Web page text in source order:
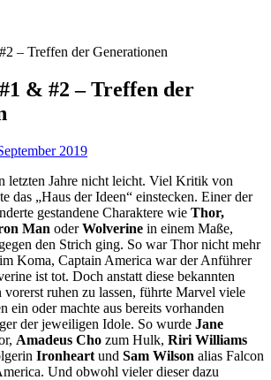
& #2 – Treffen der
2019
letzten Jahre nicht leicht. Viel Kritik von
das „Haus der Ideen“ einstecken. Einer der
gestandene Charaktere wie Thor,
Man oderWolverine in einem Maße,
den Strich ging. So war Thor nicht mehr
Koma, Captain America war der Anführer
ist tot. Doch anstatt diese bekannten
ruhen zu lassen, führte Marvel viele
ein oder machte aus bereits vorhanden
der jeweiligen Idole. So wurde Jane
Amadeus Cho zum Hulk, Riri Williams
Ironheart und Sam Wilson alias Falcon
Und obwohl vieler dieser dazu